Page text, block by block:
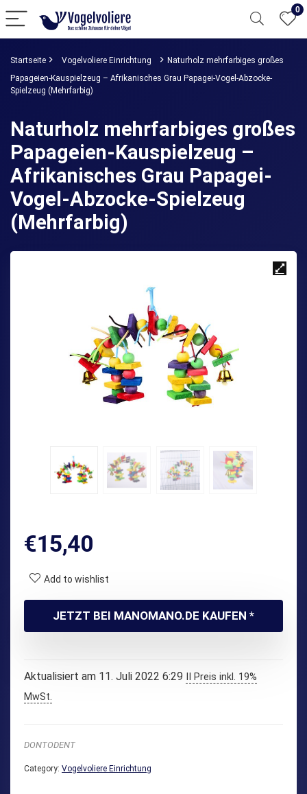
0
Startseite Vogelvoliere Einrichtung
Naturholz mehrfarbiges großes
Papageien-Kauspielzeug – Afrikanisches Grau Papagei-Vogel-Abzocke-
Spielzeug (Mehrfarbig)
Naturholz mehrfarbiges großes
Papageien-Kauspielzeug –
Afrikanisches Grau Papagei-
Vogel-Abzocke-Spielzeug
(Mehrfarbig)
€15,40
Add to wishlist
JETZT BEI MANOMANO.DE KAUFEN *
Aktualisiert am 11. Juli 2022 6:29
II Preis inkl. 19%
MwSt.
DONTODENT
Category: Vogelvoliere Einrichtung